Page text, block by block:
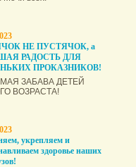
НЕ ПУСТЯЧОК, а
РАДОСТЬ ДЛЯ
ПРОКАЗНИКОВ!
ЗАБАВА ДЕТЕЙ
ВОЗРАСТА!
укрепляем и
здоровье наших